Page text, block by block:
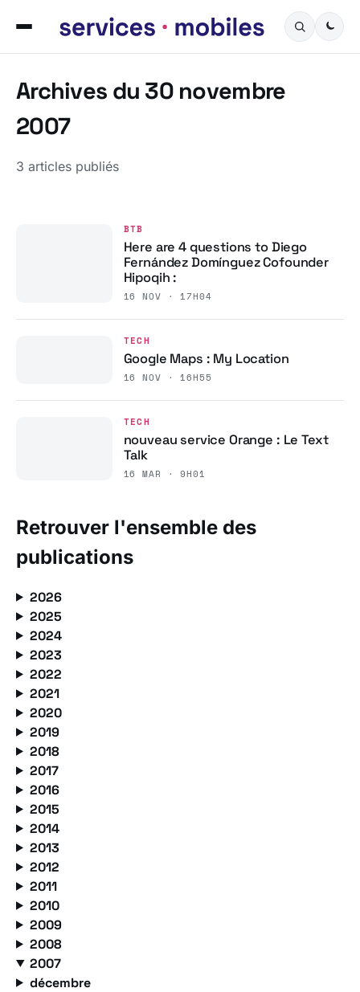
Archives du 30 novembre
2007
3 articles publiés
BTB
Here are 4 questions to Diego
Fernández Domínguez Cofounder
Hipoqih :
16 NOV · 17H04
TECH
Google Maps : My Location
16 NOV · 16H55
TECH
nouveau service Orange : Le Text
Talk
16 MAR · 9H01
Retrouver l'ensemble des
publications
2026
2025
2024
2023
2022
2021
2020
2019
2018
2017
2016
2015
2014
2013
2012
2011
2010
2009
2008
2007
décembre